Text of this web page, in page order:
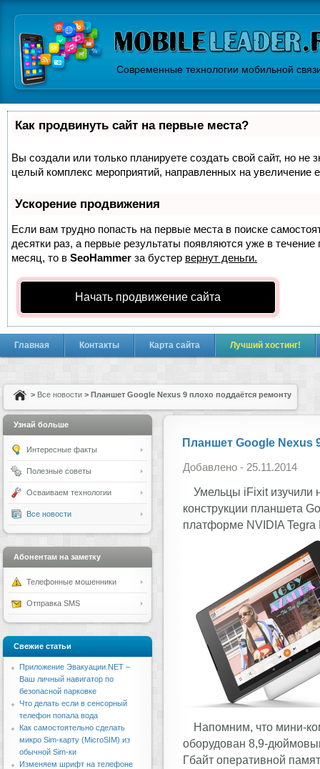
Современные технологии мобильной
Как продвинуть сайт на первые места?
Вы создали или только планируете создать свой сайт, но не
целый комплекс мероприятий, направленных на увеличение
Ускорение продвижения
Если вам трудно попасть на первые места в поиске
десятки раз, а первые результаты появляются уже в
месяц, то в SeoHammer за бустер вернут деньги.
Начать продвижение сайта
Главная Контакты Карта сайта Лучший хостинг!
> Все новости > Планшет Google Nexus 9 плохо поддаётся ремонту
Планшет Google Nexus
Добавлено - 25.11.2014
Умельцы iFixit изучили
конструкции планшета
платформе NVIDIA Tegra
Напомним, что мини-
оборудован 8,9-
Гбайт оперативной
Узнай больше
Интересные факты
Полезные советы
Осваиваем технологии
Все новости
Абонентам на заметку
Телефонные мошенники
Отправка SMS
Свежие статьи
Приложение Эвакуации.NET –
Ваш личный навигатор по
безопасной парковке
Что делать если в сенсорный
телефон попала вода
Как самостоятельно сделать
микро Sim-карту (MicroSIM) из
обычной Sim-ки
Изменяем шрифт на телефоне